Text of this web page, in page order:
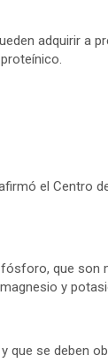
adquirir a
el Centro
que son
y
que se deben